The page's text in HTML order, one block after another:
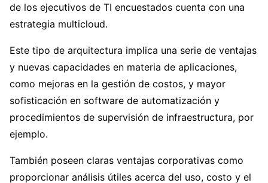
de los ejecutivos de TI encuestados cuenta con una
estrategia multicloud.
Este tipo de arquitectura implica una serie de ventajas
y nuevas capacidades en materia de aplicaciones,
como mejoras en la gestión de costos, y mayor
sofisticación en software de automatización y
procedimientos de supervisión de infraestructura, por
ejemplo.
También poseen claras ventajas corporativas como
proporcionar análisis útiles acerca del uso, costo y el